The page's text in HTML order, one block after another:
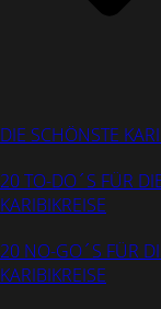
DIE SCHÖNSTE
20 TO-DO´S FÜR
KARIBIKREISE
20 NO-GO´S FÜR
KARIBIKREISE